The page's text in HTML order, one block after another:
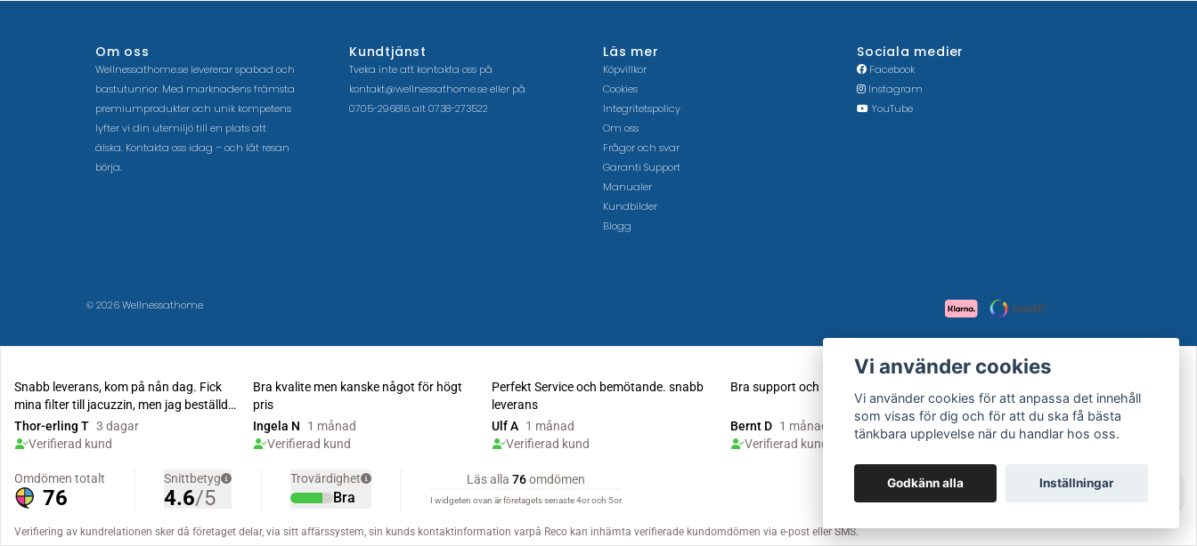
Om oss
Wellnessathome.se levererar spabad och
bastutunnor. Med marknadens främsta
premiumprodukter och unik kompetens
lyfter vi din utemiljö till en plats att
älska. Kontakta oss idag – och låt resan
börja.
Kundtjänst
Tveka inte att kontakta oss på
kontakt@wellnessathome.seeller på
0705-296816 alt 0738-273522
Läs mer
Köpvillkor
Cookies
Integritetspolicy
Om oss
Frågor och svar
Garanti Support
Manualer
Kundbilder
Blogg
Sociala medier
Facebook
Instagram
YouTube
© 2026 Wellnessathome
Vi använder cookies
Vi använder cookies för att anpassa det innehåll
som visas för dig och för att du ska få bästa
tänkbara upplevelse när du handlar hos oss.
Godkänn alla Inställningar